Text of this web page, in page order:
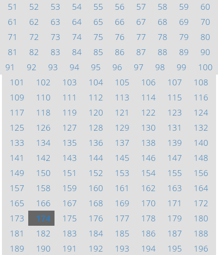
51
52 53 54 55 56 57 58 59
60
61
62 63 64 65 66 67 68 69
70
71
72 73 74 75 76 77 78 79
80
81
82 83 84 85 86 87 88 89
90
91
92 93 94 95 96 97 98 99
100
101
102 103 104 105 106 107
108
109
110 111 112 113 114 115
116
117
118 119 120 121 122 123
124
125
126 127 128 129 130 131
132
133
134 135 136 137 138 139
140
141
142 143 144 145 146 147
148
149
150 151 152 153 154 155
156
157
158 159 160 161 162 163
164
165
166 167 168 169 170 171
172
173
174 175 176 177 178 179
180
181
182 183 184 185 186 187
188
189
190 191 192 193 194 195
196